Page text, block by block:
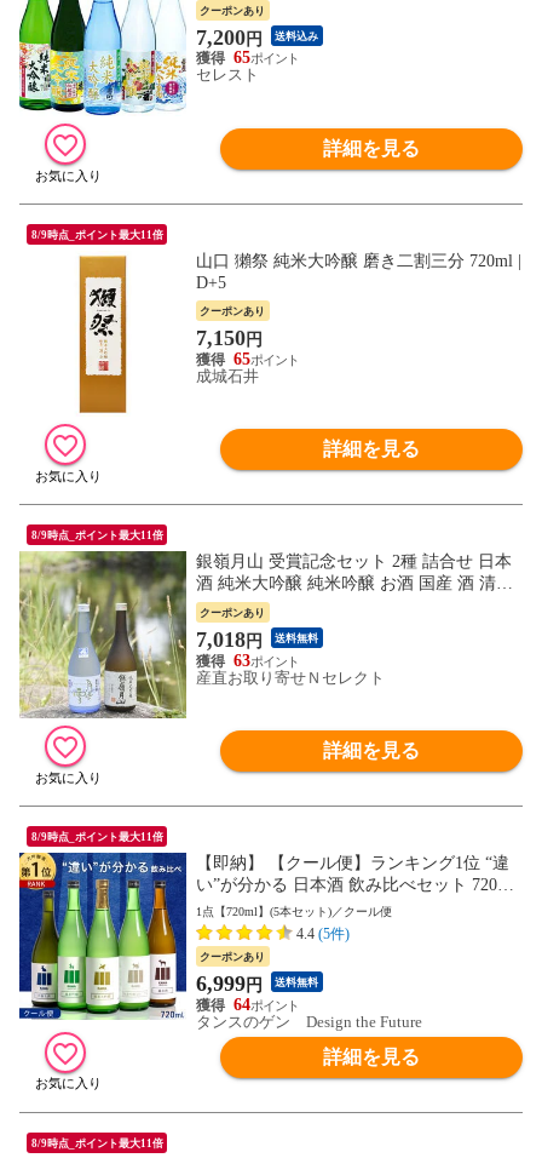
内に発送］
クーポンあり
7,200円 送料込み
65
セレスト
詳細を見る
8/9時点_ポイント最大11倍
山口 獺祭 純米大吟醸 磨き二割三分 720ml |
D+5
クーポンあり
7,150円
65
成城石井
詳細を見る
8/9時点_ポイント最大11倍
銀嶺月山 受賞記念セット 2種 詰合せ 日本
酒 純米大吟醸 純米吟醸 お酒 国産 酒 清酒
銀嶺月山純米吟醸 月山の雪 がっさん 限定
醸造 山形 月山酒造
クーポンあり
7,018円 送料無料
63
産直お取り寄せＮセレクト
詳細を見る
8/9時点_ポイント最大11倍
【即納】 【クール便】ランキング1位 “違
い”が分かる 日本酒 飲み比べセット 720ml
5本セット 純米大吟醸 純米吟醸 うすにご
り 生酒 純米酒 福岡 地酒 酒 お酒 辛口 甘口
飲み比べ セット 詰め合わせ お祝い 父の日
贈り物 ギフト 99987001
1点【720ml】(5本セット)／クール便
4.4 (5件)
クーポンあり
6,999円 送料無料
64
タンスのゲン Design the Future
詳細を見る
8/9時点_ポイント最大11倍